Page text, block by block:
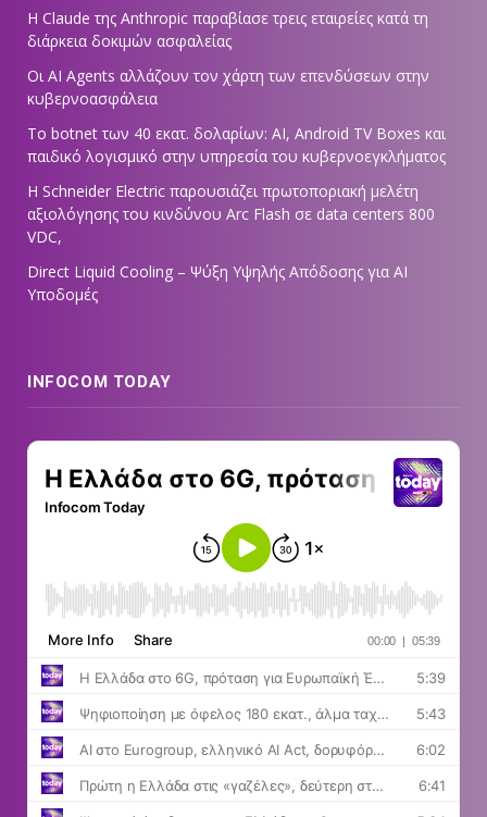
Η Claude της Anthropic παραβίασε τρεις εταιρείες κατά τη
διάρκεια δοκιμών ασφαλείας
Οι AI Agents αλλάζουν τον χάρτη των επενδύσεων στην
κυβερνοασφάλεια
Το botnet των 40 εκατ. δολαρίων: AI, Android TV Boxes και
παιδικό λογισμικό στην υπηρεσία του κυβερνοεγκλήματος
Η Schneider Electric παρουσιάζει πρωτοποριακή μελέτη
αξιολόγησης του κινδύνου Arc Flash σε data centers 800
VDC,
Direct Liquid Cooling – Ψύξη Υψηλής Απόδοσης για AI
Υποδομές
INFOCOM TODAY